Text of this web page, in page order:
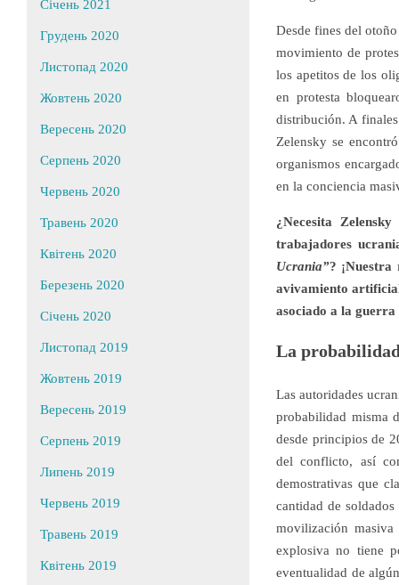
Desde fines del
movimiento de
los apetitos de los
en protesta
distribución. A
Zelensky se
organismos
en la conciencia
¿Necesita
trabajadores
Ucrania”?
avivamiento
asociado a la guerra
La
Las autoridades
probabilidad misma
desde principios de
del conflicto, así
demostrativas que
cantidad de
movilización
explosiva no tiene
eventualidad de
Січень 2021
Грудень 2020
Листопад 2020
Жовтень 2020
Вересень 2020
Серпень 2020
Червень 2020
Травень 2020
Квітень 2020
Березень 2020
Січень 2020
Листопад 2019
Жовтень 2019
Вересень 2019
Серпень 2019
Липень 2019
Червень 2019
Травень 2019
Квітень 2019